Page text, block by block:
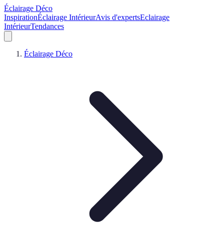
Éclairage Déco
InspirationÉclairage IntérieurAvis d'expertsEclairage
IntérieurTendances
Éclairage Déco